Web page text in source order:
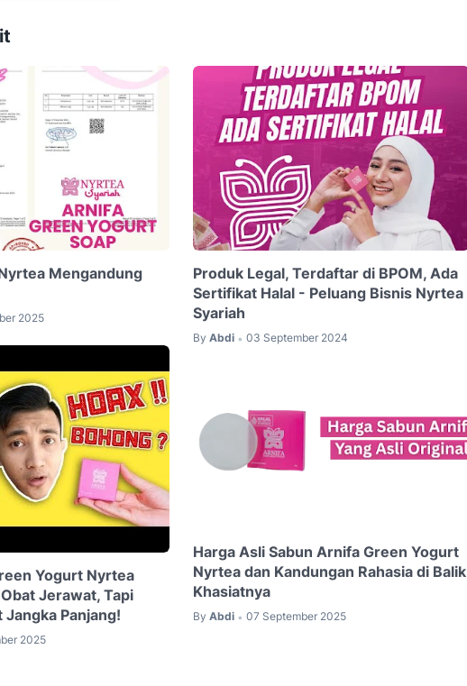
Mengandung
2025
Produk Legal, Terdaftar di BPOM, Ada
Sertifikat Halal - Peluang Bisnis Nyrtea
Syariah
By Abdi • 03 September 2024
Yogurt Nyrtea
Jerawat, Tapi
Panjang!
2025
Harga Asli Sabun Arnifa Green Yogurt
Nyrtea dan Kandungan Rahasia di Balik
Khasiatnya
By Abdi • 07 September 2025